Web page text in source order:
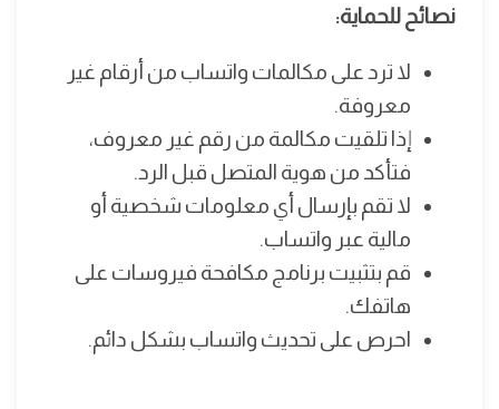
نصائح للحماية:
لا ترد على مكالمات واتساب من أرقام غير
معروفة.
إذا تلقيت مكالمة من رقم غير معروف،
فتأكد من هوية المتصل قبل الرد.
لا تقم بإرسال أي معلومات شخصية أو
مالية عبر واتساب.
قم بتثبيت برنامج مكافحة فيروسات على
هاتفك.
احرص على تحديث واتساب بشكل دائم.